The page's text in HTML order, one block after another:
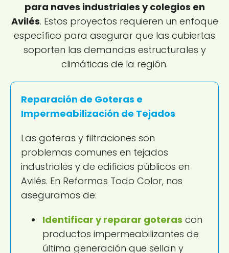
para naves industriales y colegios en
Avilés. Estos proyectos requieren un enfoque
específico para asegurar que las cubiertas
soporten las demandas estructurales y
climáticas de la región.
Reparación de Goteras e
Impermeabilización de Tejados
Las goteras y filtraciones son
problemas comunes en tejados
industriales y de edificios públicos en
Avilés. En Reformas Todo Color, nos
aseguramos de:
Identificar y reparar goteras con
productos impermeabilizantes de
última generación que sellan y